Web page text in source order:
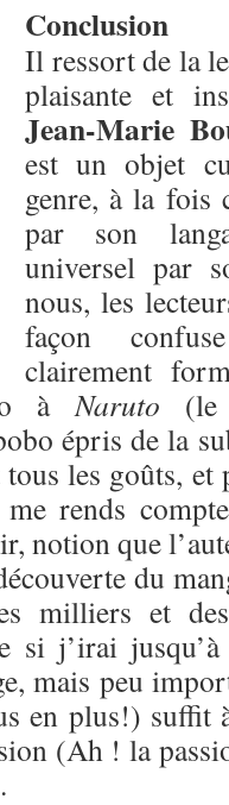
Conclusion
Il ressort de la
plaisante et
Jean-Marie
est un objet
genre, à la fois
par son
universel par
nous, les
façon
clairement
àNaruto (le
épris de la
les goûts, et
rends
notion que
du
milliers et
si j’irai
mais peu
en plus!) suffit
(Ah ! la